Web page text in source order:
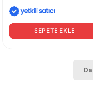
SEPETE EKLE